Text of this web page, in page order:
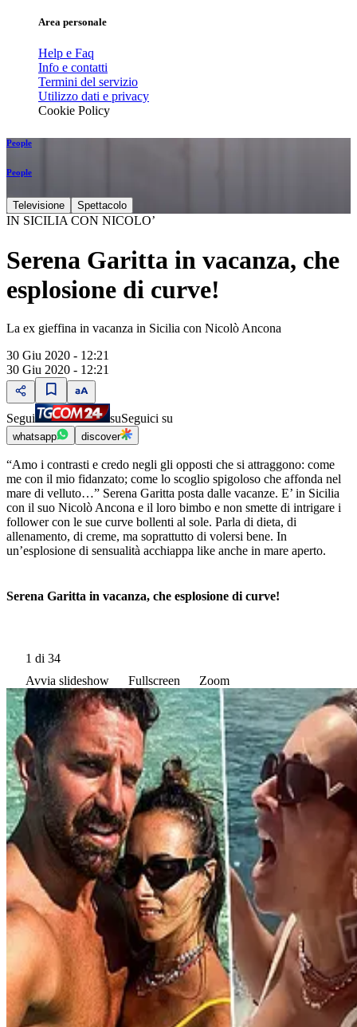
Area personale
Help e Faq
Info e contatti
Termini del servizio
Utilizzo dati e privacy
Cookie Policy
People
People
Televisione Spettacolo
IN SICILIA CON NICOLO’
Serena Garitta in vacanza, che
esplosione di curve!
La ex gieffina in vacanza in Sicilia con Nicolò Ancona
30 Giu 2020 - 12:21
30 Giu 2020 - 12:21
Segui suSeguici su
whatsapp discover
“Amo i contrasti e credo negli gli opposti che si attraggono: come
me con il mio fidanzato; come lo scoglio spigoloso che affonda nel
mare di velluto…” Serena Garitta posta dalle vacanze. E’ in Sicilia
con il suo Nicolò Ancona e il loro bimbo e non smette di intrigare i
follower con le sue curve bollenti al sole. Parla di dieta, di
allenamento, di creme, ma soprattutto di volersi bene. In
un’esplosione di sensualità acchiappa like anche in mare aperto.
Serena Garitta in vacanza, che esplosione di curve!
1 di 34
Avvia slideshow
Fullscreen Zoom